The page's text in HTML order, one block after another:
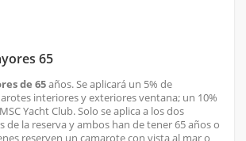
65
de 65años. Se aplicará un 5% de
interiores y exteriores ventana; un 10%
Yacht Club. Solo se aplica a los dos
de la reserva y ambos han de tener 65 años o
reserven un camarote con vista al mar o